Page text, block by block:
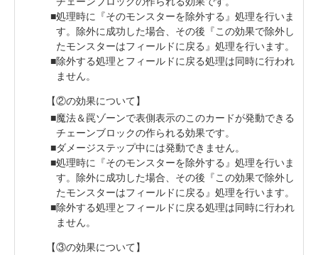
処理時に『そのモンスターを除外する』処理を行いま
す。除外に成功した場合、その後『この効果で除外し
たモンスターはフィールドに戻る』処理を行います。
除外する処理とフィールドに戻る処理は同時に行われ
ません。
【②の効果について】
魔法＆罠ゾーンで表側表示のこのカードが発動できる
チェーンブロックの作られる効果です。
ダメージステップ中には発動できません。
処理時に『そのモンスターを除外する』処理を行いま
す。除外に成功した場合、その後『この効果で除外し
たモンスターはフィールドに戻る』処理を行います。
除外する処理とフィールドに戻る処理は同時に行われ
ません。
【③の効果について】